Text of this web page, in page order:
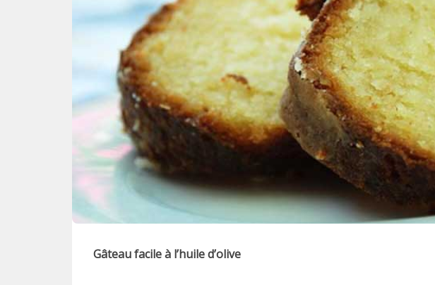
Gâteau facile à l’huile d’olive